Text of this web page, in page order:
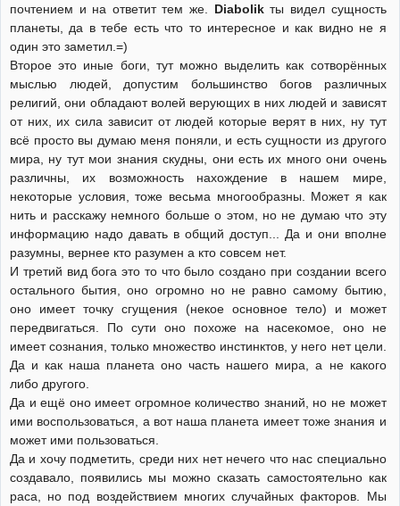
почтением и на ответит тем же. Diabolikты видел сущность
планеты, да в тебе есть что то интересное и как видно не я
один это заметил.=)
Второе это иные боги, тут можно выделить как сотворённых
мыслью людей, допустим большинство богов различных
религий, они обладают волей верующих в них людей и зависят
от них, их сила зависит от людей которые верят в них, ну тут
всё просто вы думаю меня поняли, и есть сущности из другого
мира, ну тут мои знания скудны, они есть их много они очень
различны, их возможность нахождение в нашем мире,
некоторые условия, тоже весьма многообразны. Может я как
нить и расскажу немного больше о этом, но не думаю что эту
информацию надо давать в общий доступ... Да и они вполне
разумны, вернее кто разумен а кто совсем нет.
И третий вид бога это то что было создано при создании всего
остального бытия, оно огромно но не равно самому бытию,
оно имеет точку сгущения (некое основное тело) и может
передвигаться. По сути оно похоже на насекомое, оно не
имеет сознания, только множество инстинктов, у него нет цели.
Да и как наша планета оно часть нашего мира, а не какого
либо другого.
Да и ещё оно имеет огромное количество знаний, но не может
ими воспользоваться, а вот наша планета имеет тоже знания и
может ими пользоваться.
Да и хочу подметить, среди них нет нечего что нас специально
создавало, появились мы можно сказать самостоятельно как
раса, но под воздействием многих случайных факторов. Мы